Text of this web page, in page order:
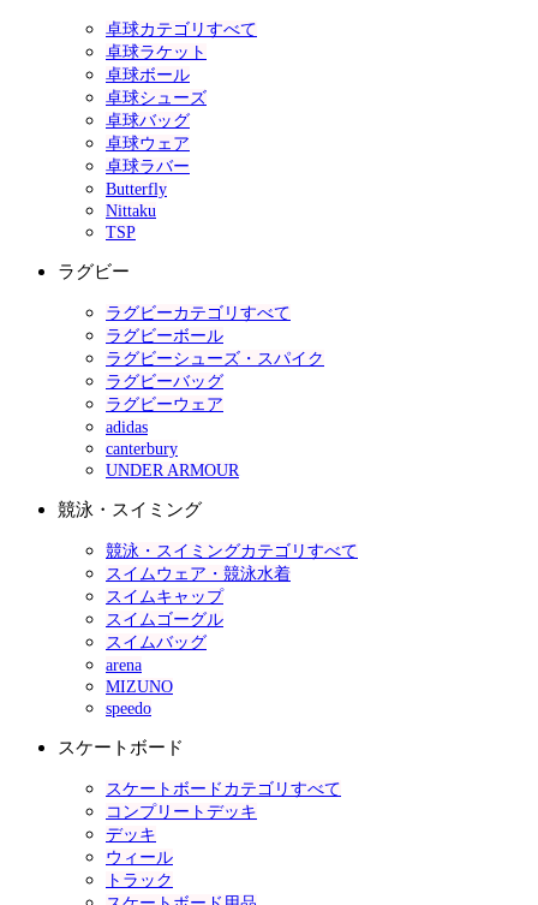
卓球カテゴリすべて
卓球ラケット
卓球ボール
卓球シューズ
卓球バッグ
卓球ウェア
卓球ラバー
Butterfly
Nittaku
TSP
ラグビー
ラグビーカテゴリすべて
ラグビーボール
ラグビーシューズ・スパイク
ラグビーバッグ
ラグビーウェア
adidas
canterbury
UNDER ARMOUR
競泳・スイミング
競泳・スイミングカテゴリすべて
スイムウェア・競泳水着
スイムキャップ
スイムゴーグル
スイムバッグ
arena
MIZUNO
speedo
スケートボード
スケートボードカテゴリすべて
コンプリートデッキ
デッキ
ウィール
トラック